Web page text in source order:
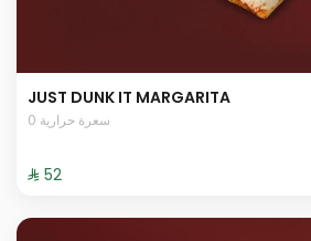
JUST DUNK IT MARGARITA
0 سعرة حرارية
⁨⁦‪‬ 52⁩